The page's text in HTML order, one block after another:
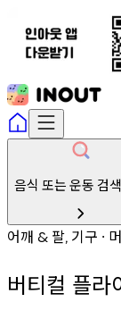
음식 또는 운동 검
어깨 & 팔, 기구 ∙
버티컬 플라